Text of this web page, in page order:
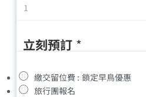
立刻預訂 *
繳交留位費 : 鎖定早鳥優惠
旅行團報名